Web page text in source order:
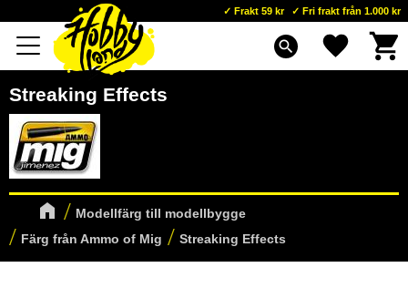
Meny
Frakt 59 kr Fri frakt från 1.000 kr
search Favoriter
Streaking Effects
Modellfärg till modellbygge
Färg från Ammo of Mig
Streaking Effects